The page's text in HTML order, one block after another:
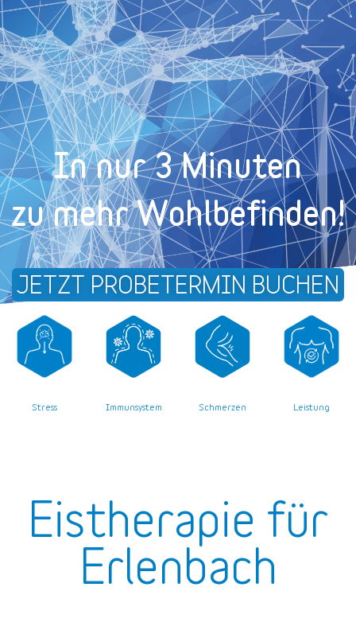
In nur 3 Minuten
zu mehr Wohl­befinden!
JETZT PROBETERMIN BUCHEN
Stress Immunsystem Schmerzen Leistung
Eistherapie für
Erlenbach